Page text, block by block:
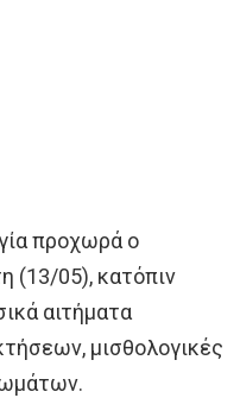
προχωρά ο
(13/05), κατόπιν
αιτήματα
μισθολογικές